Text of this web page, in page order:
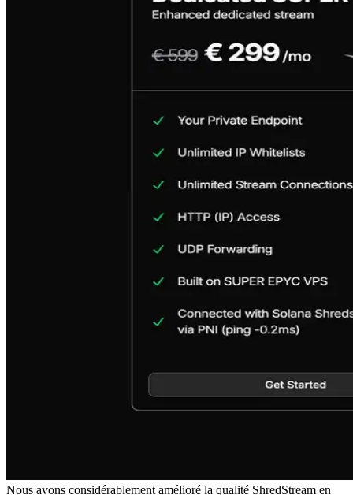
Nous avons considérablement amélioré la qualité ShredStream en